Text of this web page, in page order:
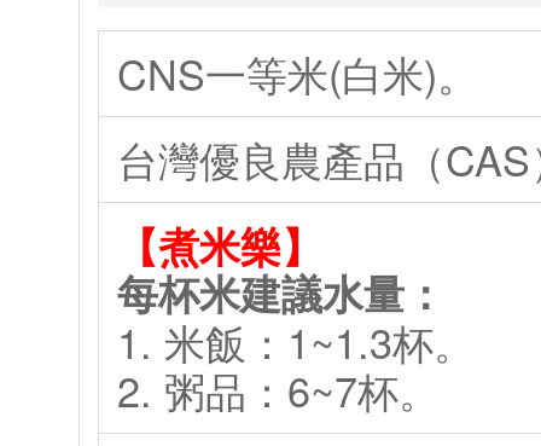
CNS一等米(白米)。
台灣優良農產品（
【煮米樂】
每杯米建議水量：
1. 米飯：1~1.3杯。
2. 粥品：6~7杯。